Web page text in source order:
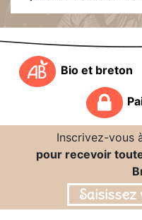
Bio et breton
Inscrivez-vous
pour recevoir